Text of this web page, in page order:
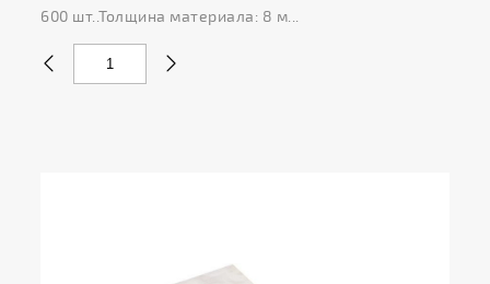
600 шт..Толщина материала: 8 м...